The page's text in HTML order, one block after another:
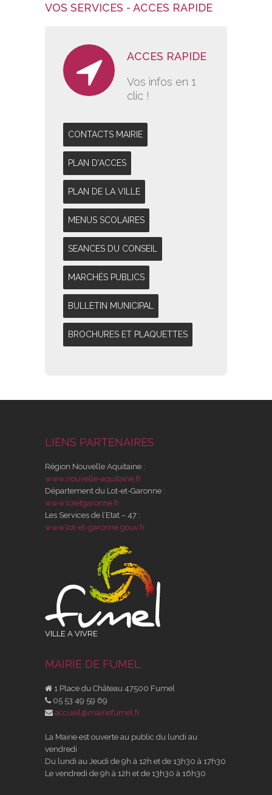
VOS SERVICES - ACCES RAPIDE
ACCES RAPIDE
Vos infos en 1
clic !
CONTACTS MAIRIE
PLAN D'ACCES
PLAN DE LA VILLE
MENUS SCOLAIRES
SEANCES DU CONSEIL
MARCHÉS PUBLICS
BULLETIN MUNICIPAL
BROCHURES ET PLAQUETTES
LIENS PARTENAIRES
Région Nouvelle Aquitaine :
www.nouvelle-aquitaine.fr
Département du Lot-et-Garonne :
www.lotetgaronne.fr
Les Services de l’Etat – 47 :
www.lot-et-garonne.gouv.fr
VILLE A VIVRE
MAIRIE DE FUMEL
1 Place du Château 47500 Fumel
05 53 49 59 69
accueil@mairiefumel.fr
La Mairie est ouverte au public du lundi au
vendredi
Du lundi au Jeudi de 9h à 12h et de 13h30 à 17h30
Le vendredi de 9h à 12h et de 13h30 à 16h30